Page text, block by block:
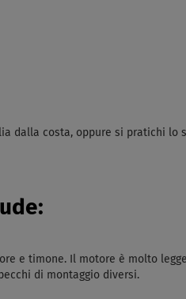
dalla costa, oppure si pratichi lo
e timone. Il motore è molto
di montaggio diversi.